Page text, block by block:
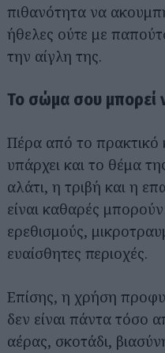
πιθανότητα να
ήθελες ούτε με
την αίγλη της.
Το σώμα σου μπορεί
Πέρα από το πρακτικό
υπάρχει και το θέμα
αλάτι, η τριβή και η
είναι καθαρές
ερεθισμούς,
ευαίσθητες περιοχές.
Επίσης, η χρήση
δεν είναι πάντα τόσο
αέρας, σκοτάδι,
για...